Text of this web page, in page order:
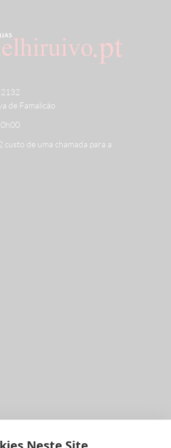
de Famalicão
de uma chamada para a